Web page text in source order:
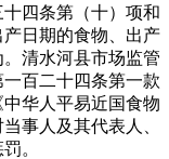
四条第（十）项和
日期的食物、出产
清水河县市场监管
百二十四条第一款
华人平易近国食物
事人及其代表人、
。